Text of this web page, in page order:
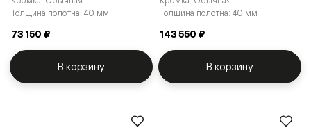
Толщина полотна: 40 мм
73 150 ₽
В корзину
Толщина полотна: 40 мм
143 550 ₽
В корзину